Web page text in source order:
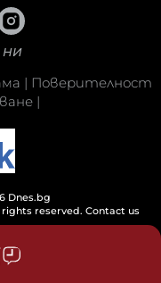
НИ
| Поверителност
|
Dnes.bg
rights reserved. Contact us